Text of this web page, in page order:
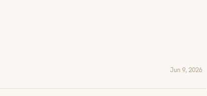
Jun 9, 2026